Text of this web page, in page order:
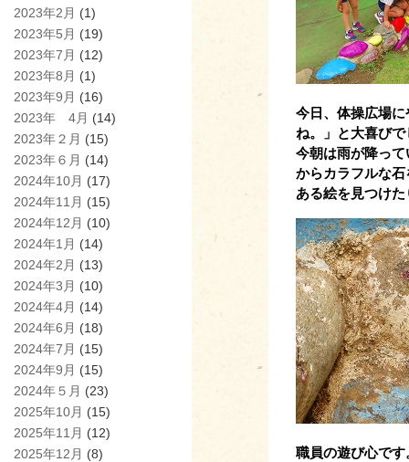
2023年2月 (1)
2023年5月 (19)
2023年7月 (12)
2023年8月 (1)
2023年9月 (16)
2023年 4月 (14)
2023年２月 (15)
2023年６月 (14)
2024年10月 (17)
2024年11月 (15)
2024年12月 (10)
2024年1月 (14)
2024年2月 (13)
2024年3月 (10)
2024年4月 (14)
2024年6月 (18)
2024年7月 (15)
2024年9月 (15)
2024年５月 (23)
2025年10月 (15)
2025年11月 (12)
2025年12月 (8)
今日、体操広場
ね。」と大喜び
今朝は雨が降っ
からカラフルな
ある絵を見つけ
職員の遊び心で